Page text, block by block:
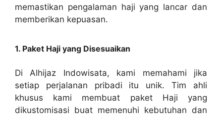
memastikan pengalaman haji yang lancar dan
memberikan kepuasan.
1. Paket Haji yang Disesuaikan
Di Alhijaz Indowisata, kami memahami jika
setiap perjalanan pribadi itu unik. Tim ahli
khusus kami membuat paket Haji yang
dikustomisasi buat memenuhi kebutuhan dan